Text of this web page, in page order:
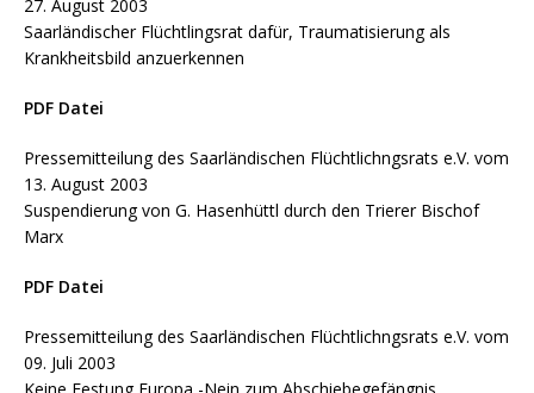
27. August 2003
Saarländischer Flüchtlingsrat dafür, Traumatisierung als
Krankheitsbild anzuerkennen
PDF Datei
Pressemitteilung des Saarländischen Flüchtlichngsrats e.V. vom
13. August 2003
Suspendierung von G. Hasenhüttl durch den Trierer Bischof
Marx
PDF Datei
Pressemitteilung des Saarländischen Flüchtlichngsrats e.V. vom
09. Juli 2003